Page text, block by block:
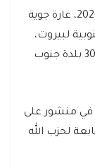
نفذ الجيش الإسرائيلي، اليوم الأحد 14 يونيو 2026، غارة جوية
لبيروت،
وذلك بعد ساعات قليلة من إنذار سكان نحو 30 بلدة جنوب
في منشور على
لحزب الله